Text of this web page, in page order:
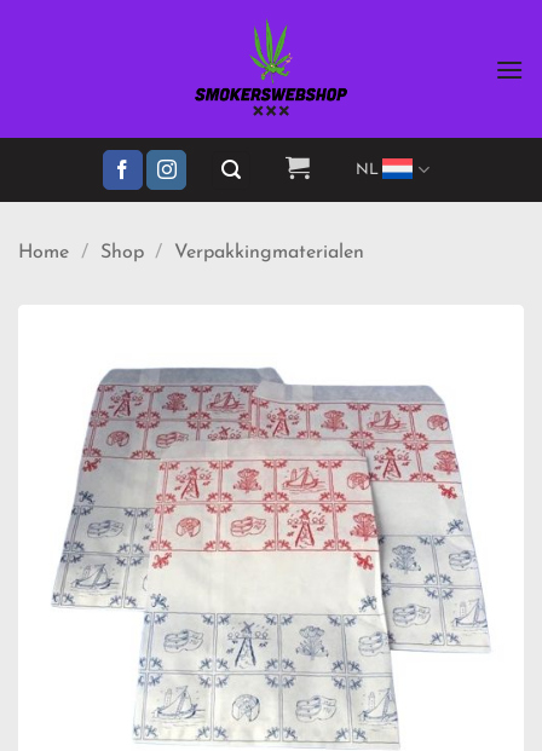
NL
Home / Shop / Verpakkingmaterialen